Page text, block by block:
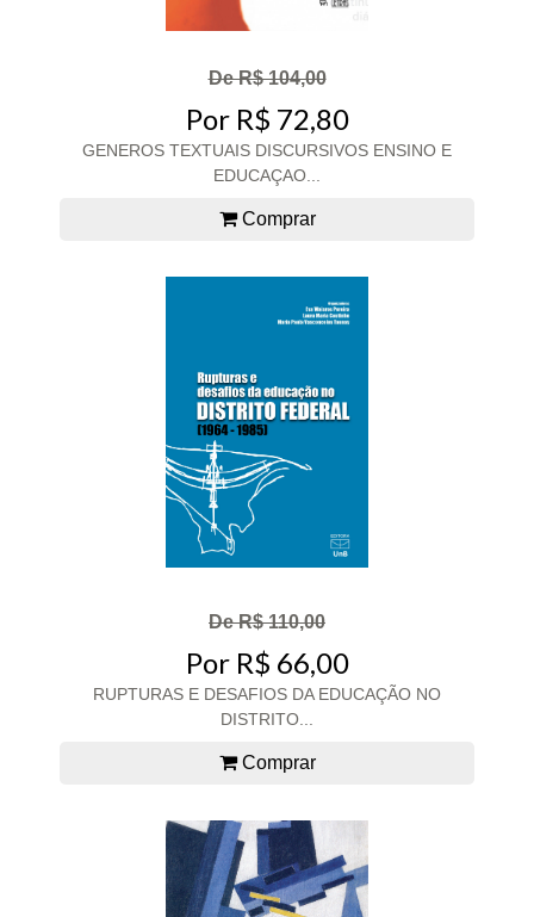
De R$ 104,00
Por R$ 72,80
GENEROS TEXTUAIS DISCURSIVOS ENSINO E
EDUCAÇAO...
Comprar
De R$ 110,00
Por R$ 66,00
RUPTURAS E DESAFIOS DA EDUCAÇÃO NO
DISTRITO...
Comprar